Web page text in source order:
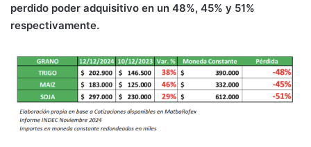
perdido poder adquisitivo en un 48%, 45% y 51%
respectivamente.